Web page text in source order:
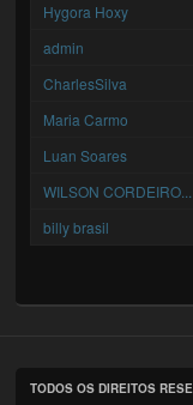
Hygora Hoxy
admin
CharlesSilva
Maria Carmo
Luan Soares
WILSON CORDEIRO...
billy brasil
TODOS OS DIREITOS